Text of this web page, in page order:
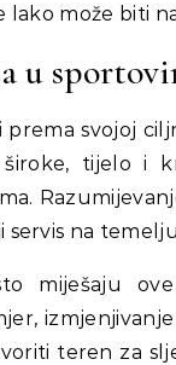
lako može biti
u
svojoj
tijelo i
na
miješaju
teren za